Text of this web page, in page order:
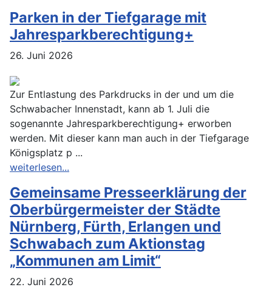
Parken in der Tiefgarage mit
Jahresparkberechtigung+
26. Juni 2026
Zur Entlastung des Parkdrucks in der und um die
Schwabacher Innenstadt, kann ab 1. Juli die
sogenannte Jahresparkberechtigung+ erworben
werden. Mit dieser kann man auch in der Tiefgarage
Königsplatz p ...
weiterlesen...
Gemeinsame Presseerklärung der
Oberbürgermeister der Städte
Nürnberg, Fürth, Erlangen und
Schwabach zum Aktionstag
„Kommunen am Limit“
22. Juni 2026